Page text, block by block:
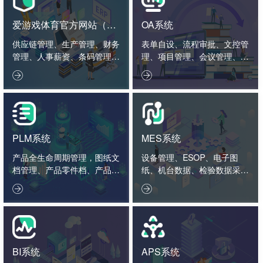
爱游戏体育官方网站（中
国）股份有限公司
供应链管理、生产管理、财务
管理、人事薪资、条码管理、
智造看板。

OA系统
表单自设、流程审批、文控管
理、项目管理、会议管理、外
勤管理、绩效管理。

PLM系统
产品全生命周期管理，图纸文
档管理、产品零件档、产品结
构、工艺标准、项目管理、2
D3D接口。

MES系统
设备管理、ESOP、电子图
纸、机台数据、检验数据采集
分析。

BI系统 APS系统